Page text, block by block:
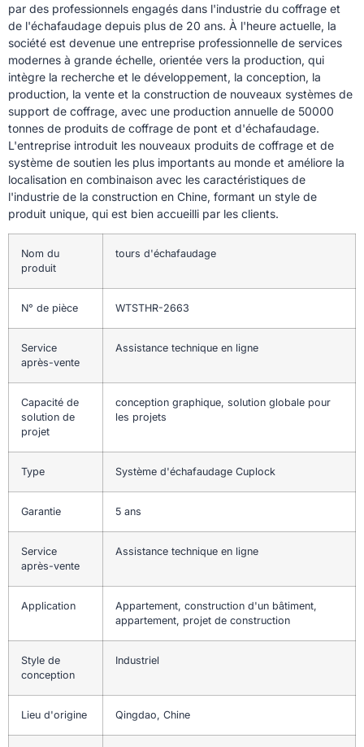
par des professionnels engagés dans l'industrie du coffrage et
de l'échafaudage depuis plus de 20 ans. À l'heure actuelle, la
société est devenue une entreprise professionnelle de services
modernes à grande échelle, orientée vers la production, qui
intègre la recherche et le développement, la conception, la
production, la vente et la construction de nouveaux systèmes de
support de coffrage, avec une production annuelle de 50000
tonnes de produits de coffrage de pont et d'échafaudage.
L'entreprise introduit les nouveaux produits de coffrage et de
système de soutien les plus importants au monde et améliore la
localisation en combinaison avec les caractéristiques de
l'industrie de la construction en Chine, formant un style de
produit unique, qui est bien accueilli par les clients.
Nom du
produit
tours d'échafaudage
N° de pièce WTSTHR-2663
Service
après-vente
Assistance technique en ligne
Capacité de
solution de
projet
conception graphique, solution globale pour
les projets
Type Système d'échafaudage Cuplock
Garantie 5 ans
Service
après-vente
Assistance technique en ligne
Application
Appartement, construction d'un bâtiment,
appartement, projet de construction
Style de
conception
Industriel
Lieu d'origine Qingdao, Chine